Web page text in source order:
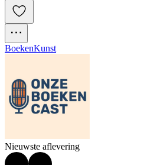
BoekenKunst
Nieuwste aflevering